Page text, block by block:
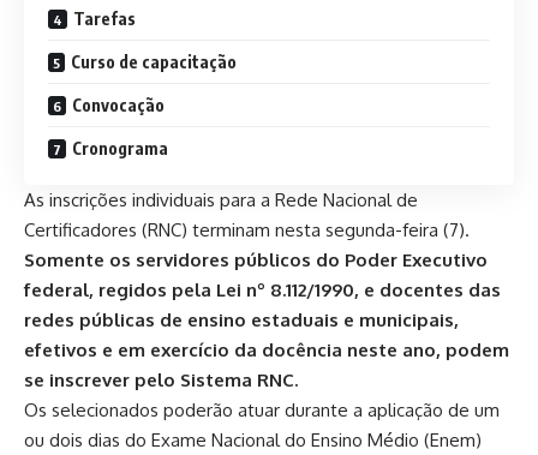
Tarefas
Curso de capacitação
Convocação
Cronograma
As inscrições individuais para a Rede Nacional de
Certificadores (RNC) terminam nesta segunda-feira (7).
Somente os servidores públicos do Poder Executivo
federal, regidos pela Lei nº 8.112/1990, e docentes das
redes públicas de ensino estaduais e municipais,
efetivos e em exercício da docência neste ano, podem
se inscrever pelo Sistema RNC.
Os selecionados poderão atuar durante a aplicação de um
ou dois dias do Exame Nacional do Ensino Médio (Enem)